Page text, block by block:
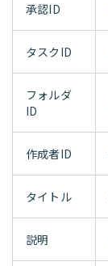
承認ID
タスクID
フォルダ
ID
作成者ID
タイトル
説明